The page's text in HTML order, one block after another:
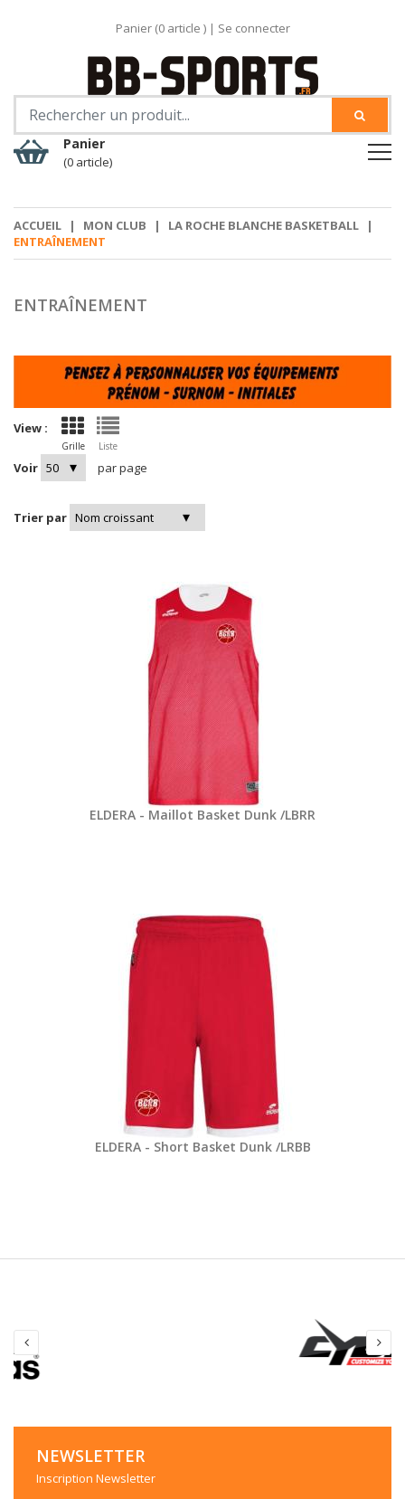
Panier (0article ) | Se connecter
Panier
(0 article)
ACCUEIL | MON CLUB | LA ROCHE BLANCHE BASKETBALL
|
ENTRAÎNEMENT
ENTRAÎNEMENT
View :
Grille Liste
Voir par page
Trier par
ELDERA - Maillot Basket Dunk /LBRR
ELDERA - Short Basket Dunk /LRBB
NEWSLETTER
Inscription Newsletter